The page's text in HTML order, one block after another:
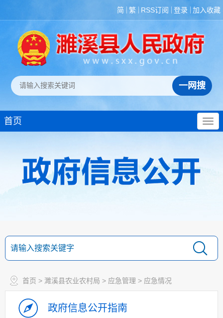
简 繁 RSS订阅 登录 加入收藏
首页
首页 > 濉溪县农业农村局 > 应急管理 > 应急情况
政府信息公开指南